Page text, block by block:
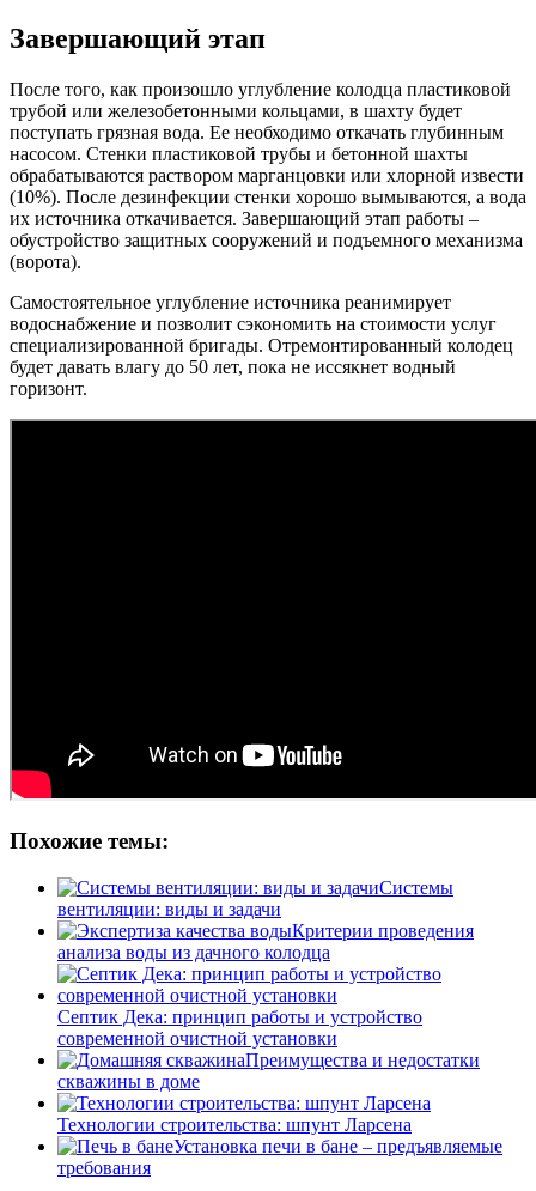
Завершающий этап
После того, как произошло углубление колодца пластиковой
трубой или железобетонными кольцами, в шахту будет
поступать грязная вода. Ее необходимо откачать глубинным
насосом. Стенки пластиковой трубы и бетонной шахты
обрабатываются раствором марганцовки или хлорной извести
(10%). После дезинфекции стенки хорошо вымываются, а вода
их источника откачивается. Завершающий этап работы –
обустройство защитных сооружений и подъемного механизма
(ворота).
Самостоятельное углубление источника реанимирует
водоснабжение и позволит сэкономить на стоимости услуг
специализированной бригады. Отремонтированный колодец
будет давать влагу до 50 лет, пока не иссякнет водный
горизонт.
Похожие темы:
Системы
вентиляции: виды и задачи
Критерии проведения
анализа воды из дачного колодца
Септик Дека: принцип работы и устройство
современной очистной установки
Преимущества и недостатки
скважины в доме
Технологии строительства: шпунт Ларсена
Установка печи в бане – предъявляемые
требования